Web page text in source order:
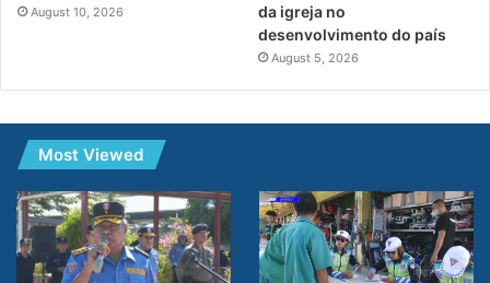
August 10, 2026
da igreja no
desenvolvimento do país
August 5, 2026
Most Viewed